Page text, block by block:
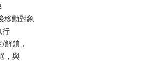
移動對象
行
解鎖，
，與